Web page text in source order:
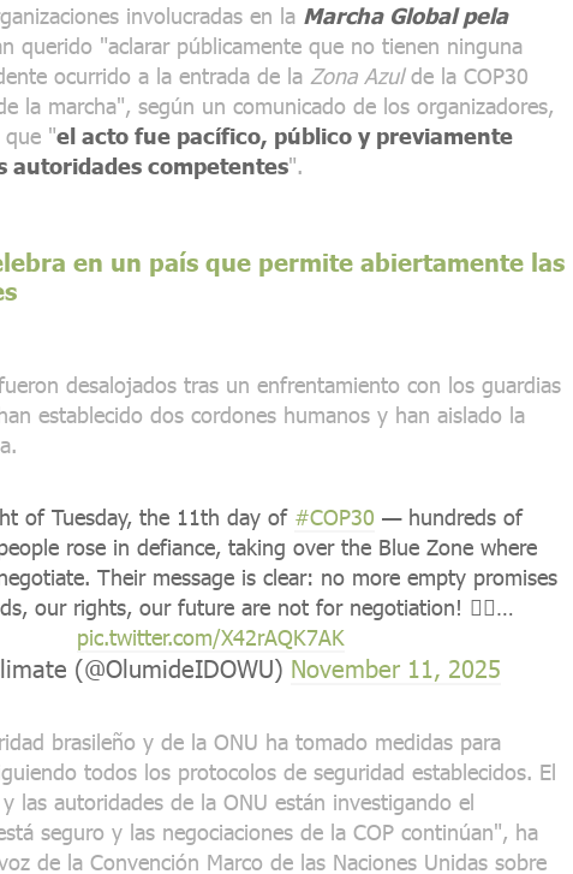
involucradas en la Marcha Global pela
querido "aclarar públicamente que no tienen ninguna
ocurrido a la entrada de la Zona Azulde la COP30
la marcha", según un comunicado de los organizadores,
que "el acto fue pacífico, público y previamente
autoridades competentes".
en un país que permite abiertamente las
desalojados tras un enfrentamiento con los guardias
establecido dos cordones humanos y han aislado la
of Tuesday, the 11th day of #COP30 — hundreds of
rose in defiance, taking over the Blue Zone where
Their message is clear: no more empty promises
our rights, our future are not for negotiation! ✊🏾…
pic.twitter.com/X42rAQK7AK
(@OlumideIDOWU) November 11, 2025
brasileño y de la ONU ha tomado medidas para
todos los protocolos de seguridad establecidos. El
las autoridades de la ONU están investigando el
seguro y las negociaciones de la COP continúan", ha
de la Convención Marco de las Naciones Unidas sobre